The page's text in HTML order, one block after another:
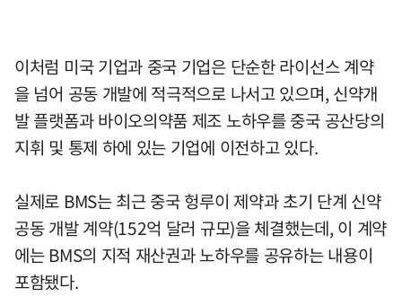
이처럼 미국 기업과 중국 기업은 단순한 라이선스 계약
을 넘어 공동 개발에 적극적으로 나서고 있으며, 신약개
발 플랫폼과 바이오의약품 제조 노하우를 중국 공산당의
지휘 및 통제 하에 있는 기업에 이전하고 있다.
실제로 BMS는 최근 중국 헝루이 제약과 초기 단계 신약
공동 개발 계약(152억 달러 규모)을 체결했는데, 이 계약
에는 BMS의 지적 재산권과 노하우를 공유하는 내용이
포함됐다.